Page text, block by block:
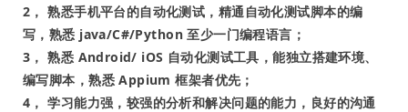
2， 熟悉手机平台的自动化测试，精通自动化测试脚本的编
写，熟悉 java/C#/Python 至少一门编程语言；
3， 熟悉 Android/ iOS 自动化测试工具，能独立搭建环境、
编写脚本，熟悉 Appium 框架者优先；
4， 学习能力强，较强的分析和解决问题的能力，良好的沟通